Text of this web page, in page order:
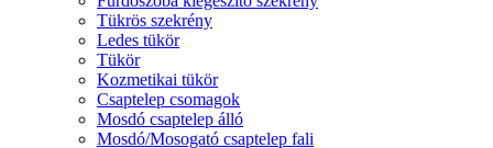
Tükrös szekrény
Ledes tükör
Tükör
Kozmetikai tükör
Csaptelep csomagok
Mosdó csaptelep álló
Mosdó/Mosogató csaptelep fali